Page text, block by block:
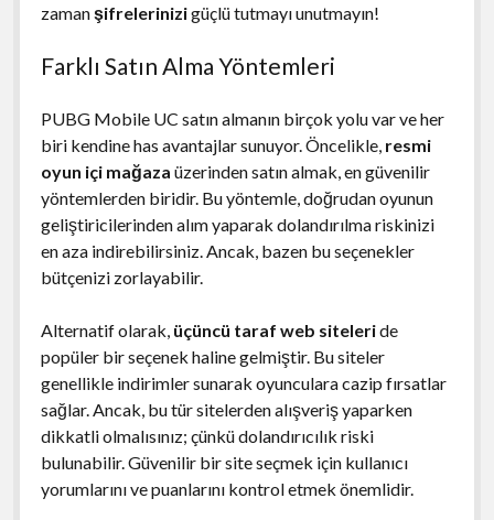
zamanşifrelerinizigüçlü tutmayı unutmayın!
Farklı Satın Alma Yöntemleri
PUBG Mobile UC satın almanın birçok yolu var ve her
biri kendine has avantajlar sunuyor. Öncelikle, resmi
oyun içi mağaza üzerinden satın almak, en güvenilir
yöntemlerden biridir. Bu yöntemle, doğrudan oyunun
geliştiricilerinden alım yaparak dolandırılma riskinizi
en aza indirebilirsiniz. Ancak, bazen bu seçenekler
bütçenizi zorlayabilir.
Alternatif olarak, üçüncü taraf web siteleride
popüler bir seçenek haline gelmiştir. Bu siteler
genellikle indirimler sunarak oyunculara cazip fırsatlar
sağlar. Ancak, bu tür sitelerden alışveriş yaparken
dikkatli olmalısınız; çünkü dolandırıcılık riski
bulunabilir. Güvenilir bir site seçmek için kullanıcı
yorumlarını ve puanlarını kontrol etmek önemlidir.